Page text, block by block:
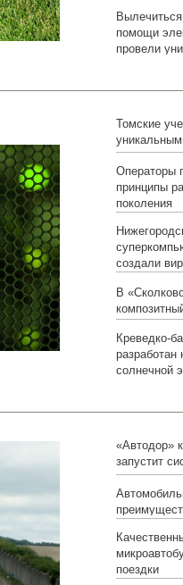
помощи
провели
Томские
батареями,
свернуть в
Операторы
принципы
поколения
создали
В
Креведко-
разработан
солнечной
«Автодор»
запустит
дорогах
поездки